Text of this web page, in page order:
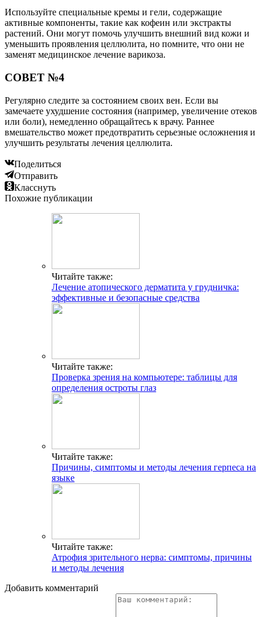
Используйте специальные кремы и гели, содержащие
активные компоненты, такие как кофеин или экстракты
растений. Они могут помочь улучшить внешний вид кожи и
уменьшить проявления целлюлита, но помните, что они не
заменят медицинское лечение варикоза.
СОВЕТ №4
Регулярно следите за состоянием своих вен. Если вы
замечаете ухудшение состояния (например, увеличение отеков
или боли), немедленно обращайтесь к врачу. Раннее
вмешательство может предотвратить серьезные осложнения и
улучшить результаты лечения целлюлита.
Поделиться
Отправить
Класснуть
Похожие публикации
Читайте также:
Лечение атопического дерматита у грудничка:
эффективные и безопасные средства
Читайте также:
Проверка зрения на компьютере: таблицы для
определения остроты глаз
Читайте также:
Причины, симптомы и методы лечения герпеса на
языке
Читайте также:
Атрофия зрительного нерва: симптомы, причины
и методы лечения
Добавить комментарий